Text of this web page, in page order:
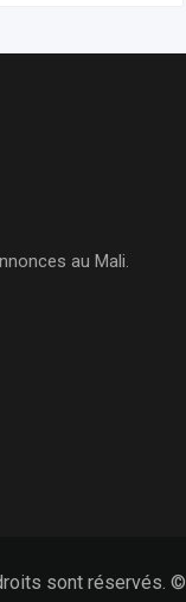
au Mali.
sont réservés. ©